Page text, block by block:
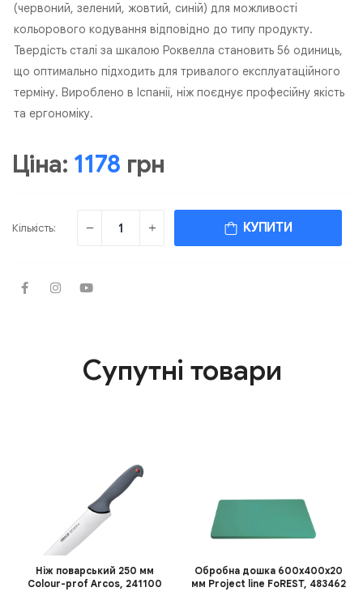
(червоний, зелений, жовтий, синій) для можливості
кольорового кодування відповідно до типу продукту.
Твердість сталі за шкалою Роквелла становить 56 одиниць,
що оптимально підходить для тривалого експлуатаційного
терміну. Вироблено в Іспанії, ніж поєднує професійну якість
та ергономіку.
Ціна: 1178 грн
Кількість: КУПИТИ
Супутні товари
Ніж поварський 250 мм
Сolour-prof Arcos, 241100
Обробна дошка 600х400х20
мм Project line FoREST, 483462